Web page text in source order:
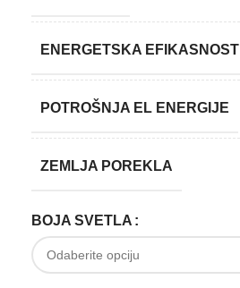
ENERGETSKA EFIKASNOST
POTROŠNJA EL ENERGIJE
ZEMLJA POREKLA
BOJA SVETLA